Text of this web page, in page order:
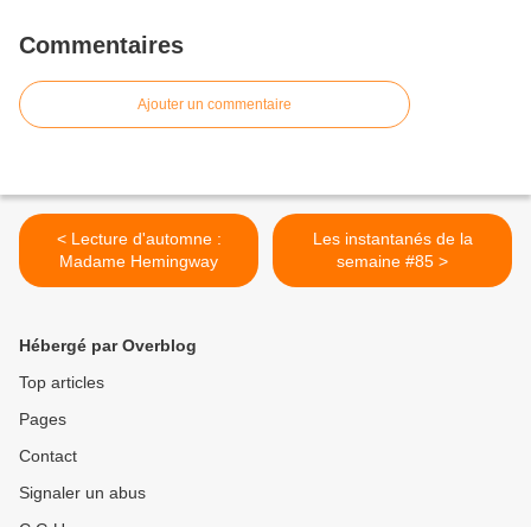
Commentaires
Ajouter un commentaire
< Lecture d'automne :
Madame Hemingway
Les instantanés de la
semaine #85 >
Hébergé par Overblog
Top articles
Pages
Contact
Signaler un abus